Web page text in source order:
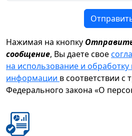
Нажимая на кнопку
сообщение, Вы даете свое
на использование и
информации в соответствии с
Федерального закона «О